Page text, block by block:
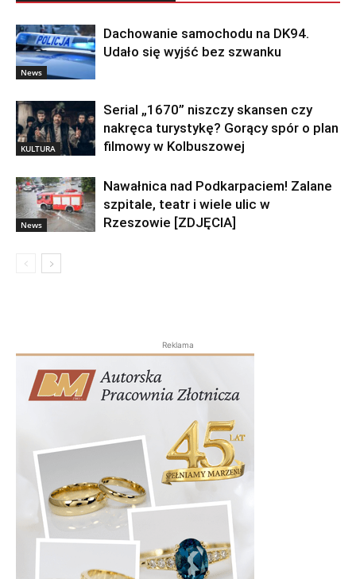
News
Dachowanie samochodu na DK94.
Udało się wyjść bez szwanku
KULTURA
Serial „1670” niszczy skansen czy
nakręca turystykę? Gorący spór o plan
filmowy w Kolbuszowej
News
Nawałnica nad Podkarpaciem! Zalane
szpitale, teatr i wiele ulic w
Rzeszowie [ZDJĘCIA]
Reklama